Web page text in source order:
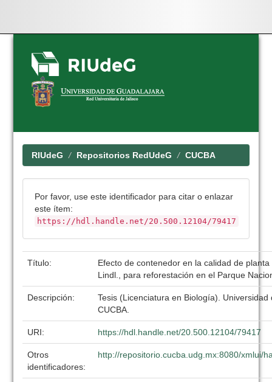
Skip
navigation
RIUdeG Repositorios RedUdeG CUCBA
Por favor, use este identificador para citar o enlazar
este ítem:
https://hdl.handle.net/20.500.12104/79417
Título:
Efecto de contenedor en la calidad de
Lindl., para reforestación en el Parque
Descripción:
Tesis (Licenciatura en Biología). Universidad
CUCBA.
URI: https://hdl.handle.net/20.500.12104/79417
Otros
identificadores:
http://repositorio.cucba.udg.mx:8080/xmlui/